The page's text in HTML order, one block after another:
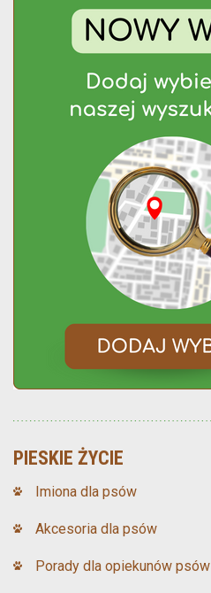
PIESKIE ŻYCIE
Imiona dla psów
Akcesoria dla psów
Porady dla opiekunów psów